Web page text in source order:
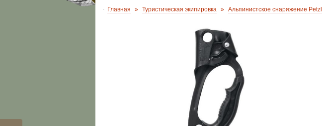
Главная » Туристическая экипировка » Альпинистское снаряжение Petzl